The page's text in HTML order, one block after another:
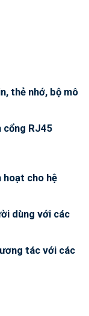
thẻ nhớ, bộ mô
cổng RJ45
hoạt cho hệ
dùng với các
tác với các